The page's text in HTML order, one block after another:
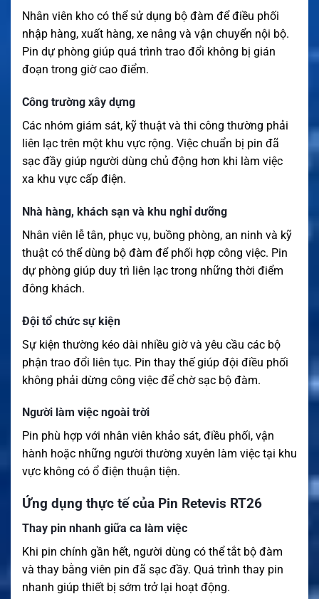
Nhân viên kho có thể sử dụng bộ đàm để điều phối
nhập hàng, xuất hàng, xe nâng và vận chuyển nội bộ.
Pin dự phòng giúp quá trình trao đổi không bị gián
đoạn trong giờ cao điểm.
Công trường xây dựng
Các nhóm giám sát, kỹ thuật và thi công thường phải
liên lạc trên một khu vực rộng. Việc chuẩn bị pin đã
sạc đầy giúp người dùng chủ động hơn khi làm việc
xa khu vực cấp điện.
Nhà hàng, khách sạn và khu nghỉ dưỡng
Nhân viên lễ tân, phục vụ, buồng phòng, an ninh và kỹ
thuật có thể dùng bộ đàm để phối hợp công việc. Pin
dự phòng giúp duy trì liên lạc trong những thời điểm
đông khách.
Đội tổ chức sự kiện
Sự kiện thường kéo dài nhiều giờ và yêu cầu các bộ
phận trao đổi liên tục. Pin thay thế giúp đội điều phối
không phải dừng công việc để chờ sạc bộ đàm.
Người làm việc ngoài trời
Pin phù hợp với nhân viên khảo sát, điều phối, vận
hành hoặc những người thường xuyên làm việc tại khu
vực không có ổ điện thuận tiện.
Ứng dụng thực tế của Pin Retevis RT26
Thay pin nhanh giữa ca làm việc
Khi pin chính gần hết, người dùng có thể tắt bộ đàm
và thay bằng viên pin đã sạc đầy. Quá trình thay pin
nhanh giúp thiết bị sớm trở lại hoạt động.